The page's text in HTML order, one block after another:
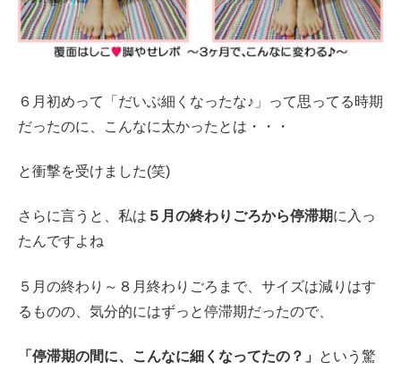
６月初めって「だいぶ細くなったな♪」って思ってる時期
だったのに、こんなに太かったとは・・・
と衝撃を受けました(笑)
さらに言うと、私は ５月の終わりごろから停滞期に入っ
たんですよね
５月の終わり～８月終わりごろまで、サイズは減りはす
るものの、気分的にはずっと停滞期だったので、
「停滞期の間に、こんなに細くなってたの？」
という驚